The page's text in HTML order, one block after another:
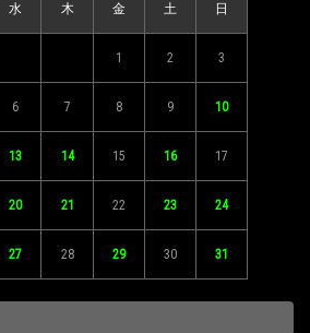
水 木 金 土 日
1 2 3
6 7 8 9 10
13 14 15 16 17
20 21 22 23 24
27 28 29 30 31